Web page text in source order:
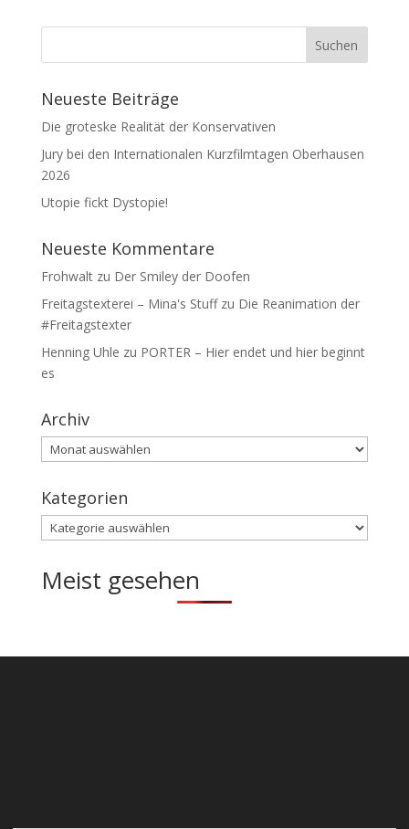
Neueste Beiträge
Die groteske Realität der Konservativen
Jury bei den Internationalen Kurzfilmtagen Oberhausen
2026
Utopie fickt Dystopie!
Neueste Kommentare
Frohwaltzu Der Smiley der Doofen
Freitagstexterei – Mina's Stuffzu Die Reanimation der
#Freitagstexter
Henning Uhle zu PORTER – Hier endet und hier beginnt
es
Archiv
Archiv
Kategorien
Kategorien
Meist gesehen